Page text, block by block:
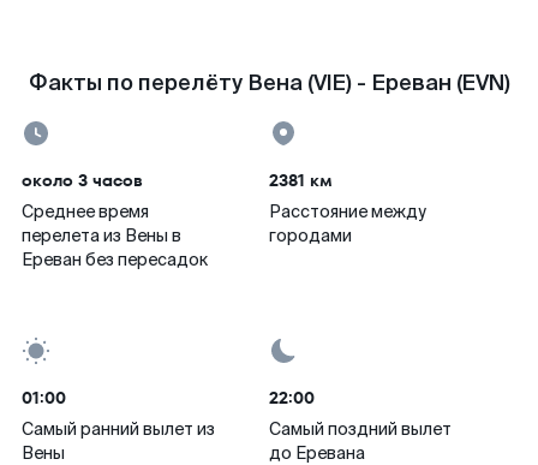
Факты по перелёту Вена (VIE) - Ереван (EVN)
около 3 часов
Среднее время
перелета из Вены в
Ереван без пересадок
2381 км
Расстояние между
городами
01:00
Самый ранний вылет из
Вены
22:00
Самый поздний вылет
до Еревана